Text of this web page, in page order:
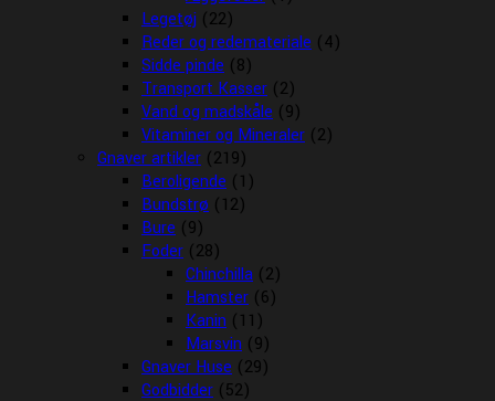
Legetøj (22)
Reder og redemateriale (4)
Sidde pinde (8)
Transport Kasser (2)
Vand og madskåle (9)
Vitaminer og Mineraler (2)
Gnaver artikler (219)
Beroligende (1)
Bundstrø (12)
Bure (9)
Foder (28)
Chinchilla (2)
Hamster (6)
Kanin (11)
Marsvin (9)
Gnaver Huse (29)
Godbidder (52)